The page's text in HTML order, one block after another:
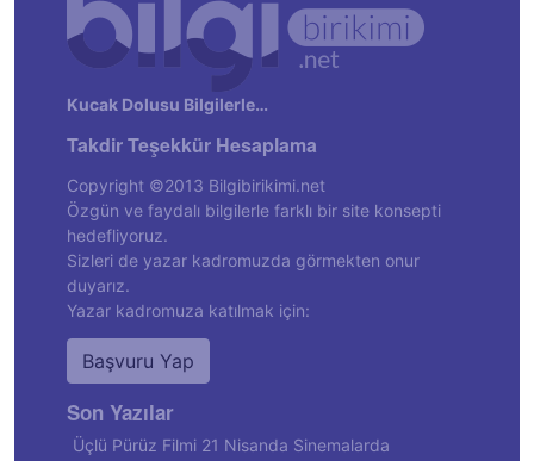
Kucak Dolusu Bilgilerle…
Takdir Teşekkür Hesaplama
Copyright ©2013 Bilgibirikimi.net
Özgün ve faydalı bilgilerle farklı bir site konsepti
hedefliyoruz.
Sizleri de yazar kadromuzda görmekten onur
duyarız.
Yazar kadromuza katılmak için:
Başvuru Yap
Son Yazılar
Üçlü Pürüz Filmi 21 Nisanda Sinemalarda